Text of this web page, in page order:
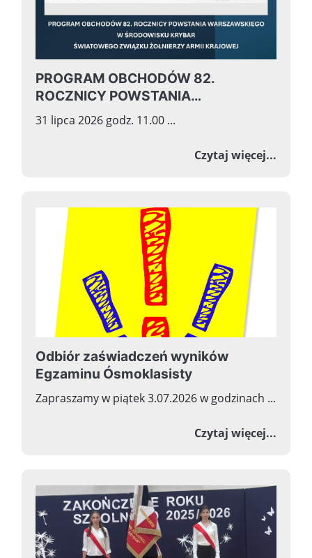
PROGRAM OBCHODÓW 82.
ROCZNICY POWSTANIA
WARSZAWSKIEGO W ŚRODOWISKU
KRYBAR ŚWIATOWEGO ZWIĄZKU
ŻOŁNIERZY ARMII KRAJOWEJ
31 lipca 2026 godz. 11.00 ...
Czytaj więcej...o
Odbiór zaświadczeń wyników
Egzaminu Ósmoklasisty
Zapraszamy w piątek 3.07.2026 w godzinach ...
Czytaj więcej...o